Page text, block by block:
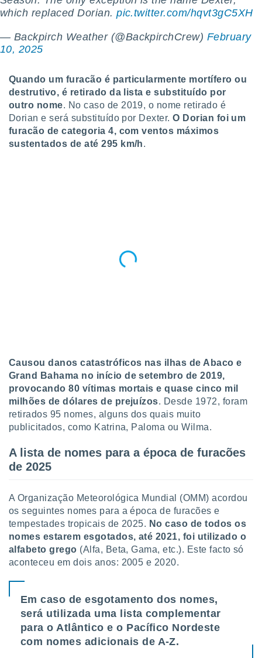
medir
da
medir o
estudos
e
de
which replaced Dorian.pic.twitter.com/hqvt3gC5XH
— Backpirch Weather (@BackpirchCrew) February
10, 2025
Quando um furacão é particularmente mortífero ou
destrutivo, é retirado da lista e substituído por
outro nome. No caso de 2019, o nome retirado é
Dorian e será substituído por Dexter.O Dorian foi um
furacão de categoria 4, com ventos máximos
sustentados de até 295 km/h.
Causou danos catastróficos nas ilhas de Abaco e
Grand Bahama no início de setembro de 2019,
provocando 80 vítimas mortais e quase cinco mil
milhões de dólares de prejuízos. Desde 1972, foram
retirados 95 nomes, alguns dos quais muito
publicitados, como Katrina, Paloma ou Wilma.
A lista de nomes para a época de furacões
de 2025
A Organização Meteorológica Mundial (OMM) acordou
os seguintes nomes para a época de furacões e
tempestades tropicais de 2025. No caso de todos os
nomes estarem esgotados, até 2021, foi utilizado o
alfabeto grego (Alfa, Beta, Gama, etc.). Este facto só
aconteceu em dois anos: 2005 e 2020.
Em caso de esgotamento dos nomes,
será utilizada uma lista complementar
para o Atlântico e o Pacífico Nordeste
com nomes adicionais de A-Z.